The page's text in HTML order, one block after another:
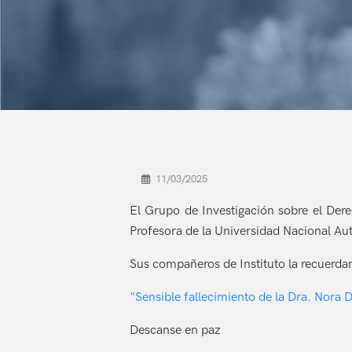
11/03/2025
El Grupo de Investigación sobre el
Profesora de la Universidad Nacional
Sus compañeros de Instituto la
"Sensible fallecimiento de la Dra. Nora
Descanse en paz